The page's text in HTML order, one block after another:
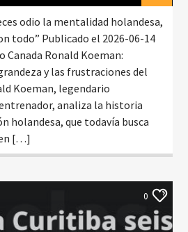
odio la mentalidad holandesa,
todo” Publicado el 2026-06-14
Canada Ronald Koeman:
y las frustraciones del
Koeman, legendario
analiza la historia
holandesa, que todavía busca
[…]
0